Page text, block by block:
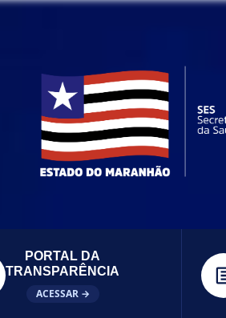
PORTAL DA
TRANSPARÊNCIA
ACESSAR →